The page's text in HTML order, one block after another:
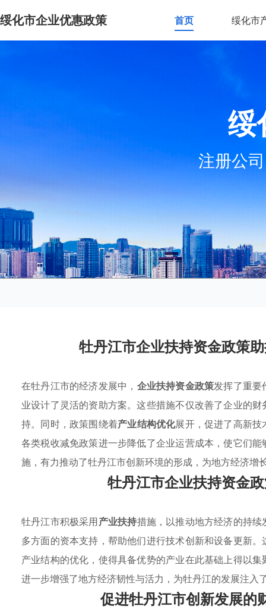
绥化市企业优惠政策 首页 绥化市
绥
注册公
牡丹江市企业扶持资金政策
在牡丹江市的经济发展中， 企业扶持资金政策发挥了重要
业设计了灵活的资助方案。这些措施不仅改善了企业的
持。同时，政策围绕着产业结构优化展开，促进了高新
各类税收减免政策进一步降低了企业运营成本，使它们
施，有力推动了牡丹江市创新环境的形成，为地方经济增
牡丹江市企业扶持资金
牡丹江市积极采用产业扶持措施，以推动地方经济的持
多方面的资本支持，帮助他们进行技术创新和设备更新。
产业结构的优化，使得具备优势的产业在此基础上得以
进一步增强了地方经济韧性与活力，为牡丹江的发展注入
促进牡丹江市创新发展的